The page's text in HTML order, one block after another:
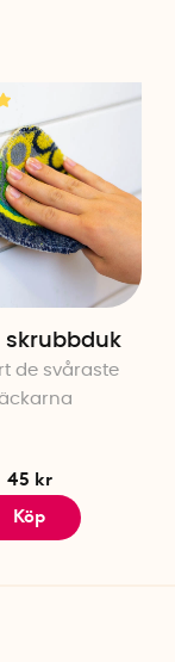
skrubbduk
de svåraste
45 kr
Köp